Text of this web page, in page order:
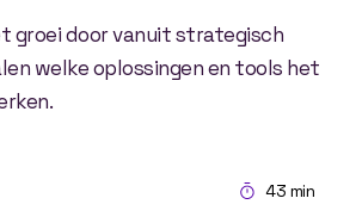
groei door vanuit strategisch
welke oplossingen en tools het
43 min